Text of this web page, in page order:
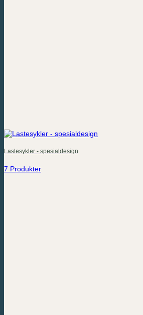
Lastesykler - spesialdesign
7 Produkter